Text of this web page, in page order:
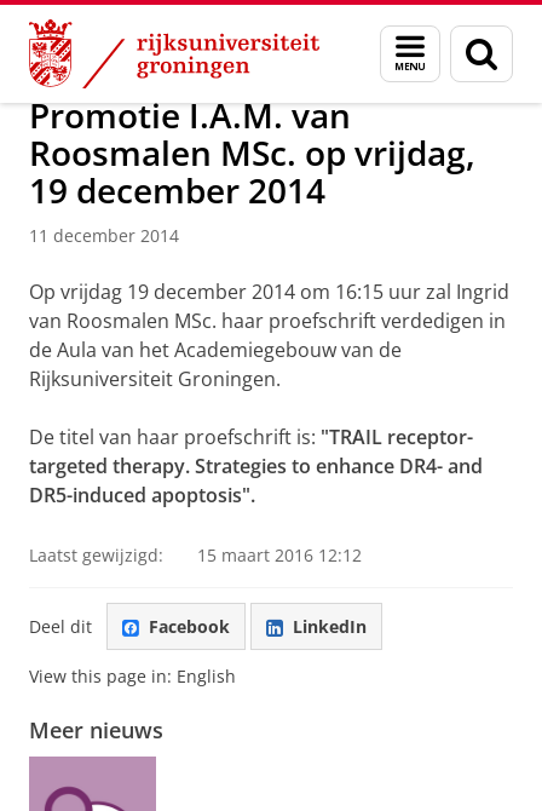
Skip
Content
Skip
Navigation
Menu
en
zoeken
Over ons Nieuws
Promotie I.A.M. van
Roosmalen MSc. op vrijdag,
19 december 2014
11 december 2014
Op vrijdag 19 december 2014 om 16:15 uur zal Ingrid
van Roosmalen MSc. haar proefschrift verdedigen in
de Aula van het Academiegebouw van de
Rijksuniversiteit Groningen.
De titel van haar proefschrift is: "TRAIL receptor-
targeted therapy. Strategies to enhance DR4- and
DR5-induced apoptosis".
Laatst gewijzigd: 15 maart 2016 12:12
Deel dit Facebook LinkedIn
View this page in: English
Meer nieuws